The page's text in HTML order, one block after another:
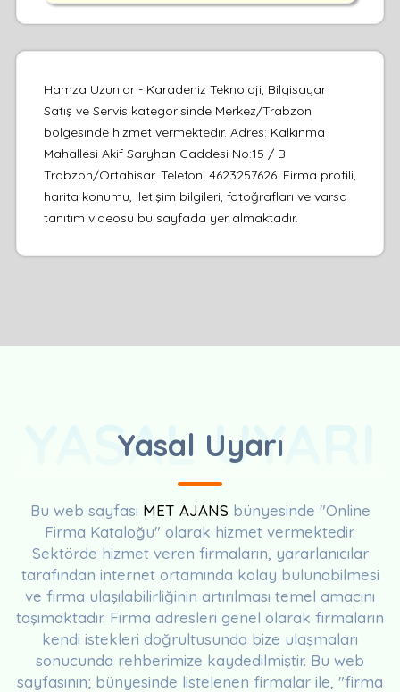
Hamza Uzunlar - Karadeniz Teknoloji, Bilgisayar
Satış ve Servis kategorisinde Merkez/Trabzon
bölgesinde hizmet vermektedir. Adres: Kalkinma
Mahallesi Akif Saryhan Caddesi No:15 / B
Trabzon/Ortahisar. Telefon: 4623257626. Firma profili,
harita konumu, iletişim bilgileri, fotoğrafları ve varsa
tanıtım videosu bu sayfada yer almaktadır.
Yasal Uyarı
YASAL UYARI
Bu web sayfası MET AJANS bünyesinde "Online
Firma Kataloğu" olarak hizmet vermektedir.
Sektörde hizmet veren firmaların, yararlanıcılar
tarafından internet ortamında kolay bulunabilmesi
ve firma ulaşılabilirliğinin artırılması temel amacını
taşımaktadır. Firma adresleri genel olarak firmaların
kendi istekleri doğrultusunda bize ulaşmaları
sonucunda rehberimize kaydedilmiştir. Bu web
sayfasının; bünyesinde listelenen firmalar ile, "firma